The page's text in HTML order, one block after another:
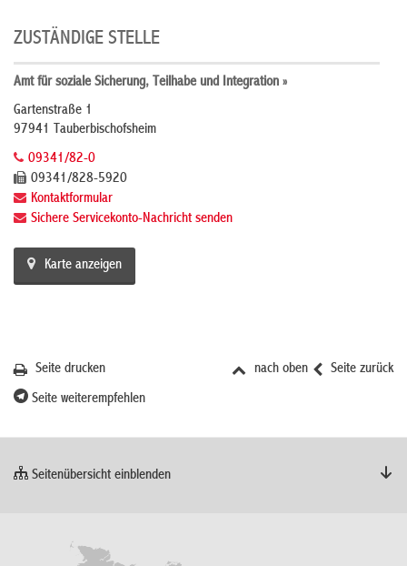
ZUSTÄNDIGE STELLE
Amt für soziale Sicherung, Teilhabe und Integration »
Gartenstraße 1
97941 Tauberbischofsheim
09341/82-0
09341/828-5920
Kontaktformular
Sichere Servicekonto-Nachricht senden
Karte anzeigen
Seite zurück
nach oben
Seite drucken
Seite weiterempfehlen
Seitenübersicht einblenden